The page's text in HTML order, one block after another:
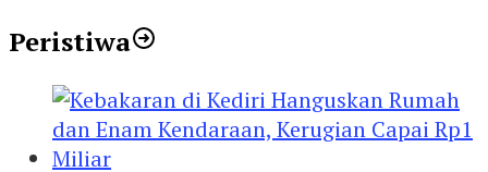
Peristiwa